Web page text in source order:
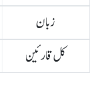
زبان
کل قارئین